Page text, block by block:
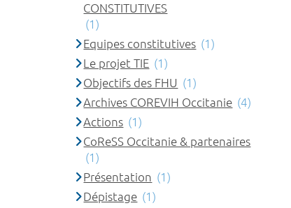
CONSTITUTIVES
(1)
Equipes constitutives (1)
Le projet TIE (1)
Objectifs des FHU (1)
Archives COREVIH Occitanie (4)
Actions (1)
CoReSS Occitanie & partenaires
(1)
Présentation (1)
Dépistage (1)